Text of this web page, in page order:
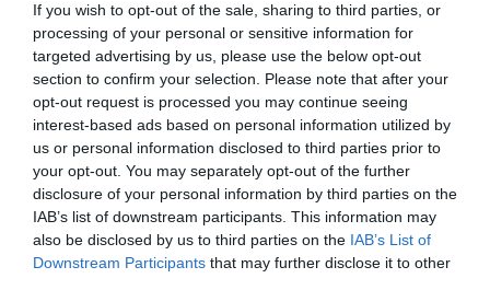
If you wish to opt-out of the sale, sharing to third parties, or
processing of your personal or sensitive information for
targeted advertising by us, please use the below opt-out
section to confirm your selection. Please note that after your
opt-out request is processed you may continue seeing
interest-based ads based on personal information utilized by
us or personal information disclosed to third parties prior to
your opt-out. You may separately opt-out of the further
disclosure of your personal information by third parties on the
IAB’s list of downstream participants. This information may
also be disclosed by us to third parties on the IAB’s List of
Downstream Participants that may further disclose it to other
mecanismos de protección mediante topes mensuales y se
añade una mayor diferenciación por renta. También
continúan las exenciones para colectivos vulnerables,
como beneficiarios del Ingreso Mínimo Vital, pensiones
no contributivas, personas desempleadas sin prestación y
otros grupos especialmente protegidos.
La convalidación parlamentaria deja además una
lectura política relevante. El Gobierno logra sacar